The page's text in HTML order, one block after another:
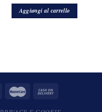
Aggiungi al carrello